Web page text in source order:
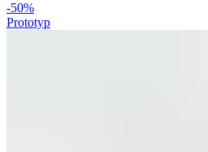
-50%
Prototyp